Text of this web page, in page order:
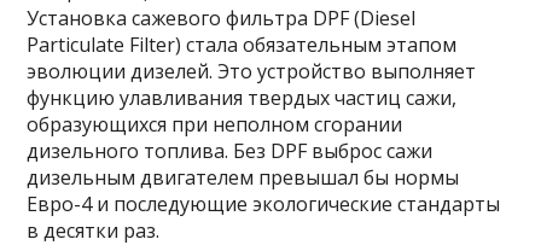
Установка сажевого фильтра DPF (Diesel
Particulate Filter) стала обязательным этапом
эволюции дизелей. Это устройство выполняет
функцию улавливания твердых частиц сажи,
образующихся при неполном сгорании
дизельного топлива. Без DPF выброс сажи
дизельным двигателем превышал бы нормы
Евро-4 и последующие экологические стандарты
в десятки раз.